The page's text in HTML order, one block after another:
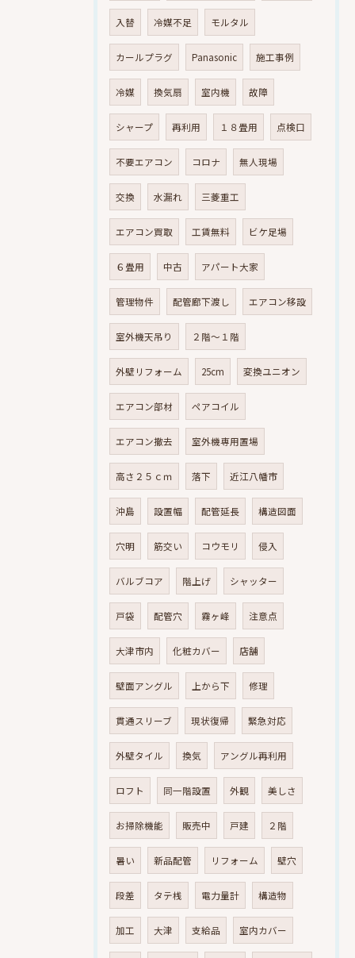
入替 冷媒不足 モルタル
カールプラグ Panasonic 施工事例
冷媒 換気扇 室内機 故障
シャープ 再利用 １８畳用 点検口
不要エアコン コロナ 無人現場
交換 水漏れ 三菱重工
エアコン買取 工賃無料 ビケ足場
６畳用 中古 アパート大家
管理物件 配管廊下渡し エアコン移設
室外機天吊り ２階～１階
外壁リフォーム 25cm 変換ユニオン
エアコン部材 ペアコイル
エアコン撤去 室外機専用置場
高さ２５ｃｍ 落下 近江八幡市
沖島 設置幅 配管延長 構造図面
穴明 筋交い コウモリ 侵入
バルブコア 階上げ シャッター
戸袋 配管穴 霧ヶ峰 注意点
大津市内 化粧カバー 店舗
壁面アングル 上から下 修理
貫通スリーブ 現状復帰 緊急対応
外壁タイル 換気 アングル再利用
ロフト 同一階設置 外観 美しさ
お掃除機能 販売中 戸建 ２階
暑い 新品配管 リフォーム 壁穴
段差 タテ桟 電力量計 構造物
加工 大津 支給品 室内カバー